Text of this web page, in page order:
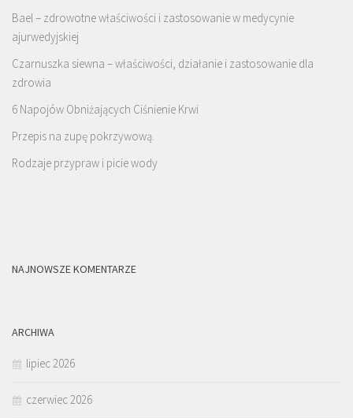
Bael – zdrowotne właściwości i zastosowanie w medycynie
ajurwedyjskiej
Czarnuszka siewna – właściwości, działanie i zastosowanie dla
zdrowia
6 Napojów Obniżających Ciśnienie Krwi
Przepis na zupę pokrzywową.
Rodzaje przypraw i picie wody
NAJNOWSZE KOMENTARZE
ARCHIWA
lipiec 2026
czerwiec 2026